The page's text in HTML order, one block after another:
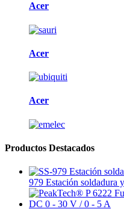
Acer
Acer
Acer
Productos Destacados
979 Estación soldadura